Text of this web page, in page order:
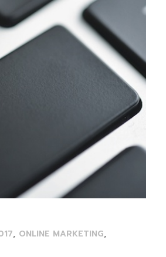
, ONLINE MARKETING,